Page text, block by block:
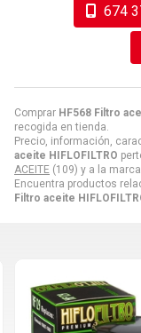
Comprar HF568 Filtro
recogida en tienda.
Precio, información,
aceite HIFLOFILTRO
ACEITE (109) y a la marca
Encuentra productos
Filtro aceite
674